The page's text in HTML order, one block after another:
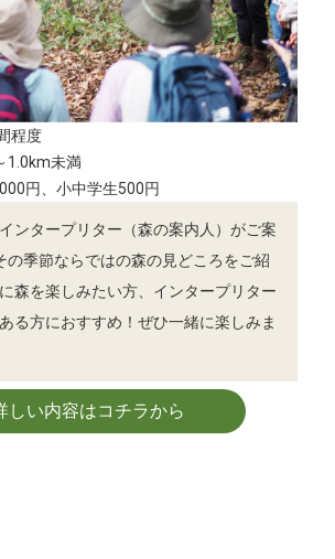
程度
1.0km未満
円、小中学生500円
ンタープリター（森の案内人）がご案
の季節ならではの森の見どころをご紹
森を楽しみたい方、インタープリター
る方におすすめ！ぜひ一緒に楽しみま
しい内容はコチラから